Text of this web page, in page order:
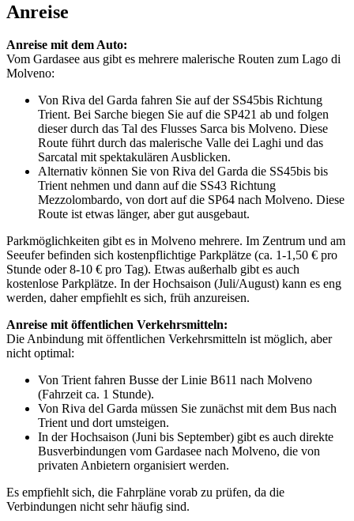
Anreise
Anreise mit dem Auto:
Vom Gardasee aus gibt es mehrere malerische Routen zum Lago di
Molveno:
Von Riva del Garda fahren Sie auf der SS45bis Richtung
Trient. Bei Sarche biegen Sie auf die SP421 ab und folgen
dieser durch das Tal des Flusses Sarca bis Molveno. Diese
Route führt durch das malerische Valle dei Laghi und das
Sarcatal mit spektakulären Ausblicken.
Alternativ können Sie von Riva del Garda die SS45bis bis
Trient nehmen und dann auf die SS43 Richtung
Mezzolombardo, von dort auf die SP64 nach Molveno. Diese
Route ist etwas länger, aber gut ausgebaut.
Parkmöglichkeiten gibt es in Molveno mehrere. Im Zentrum und am
Seeufer befinden sich kostenpflichtige Parkplätze (ca. 1-1,50 € pro
Stunde oder 8-10 € pro Tag). Etwas außerhalb gibt es auch
kostenlose Parkplätze. In der Hochsaison (Juli/August) kann es eng
werden, daher empfiehlt es sich, früh anzureisen.
Anreise mit öffentlichen Verkehrsmitteln:
Die Anbindung mit öffentlichen Verkehrsmitteln ist möglich, aber
nicht optimal:
Von Trient fahren Busse der Linie B611 nach Molveno
(Fahrzeit ca. 1 Stunde).
Von Riva del Garda müssen Sie zunächst mit dem Bus nach
Trient und dort umsteigen.
In der Hochsaison (Juni bis September) gibt es auch direkte
Busverbindungen vom Gardasee nach Molveno, die von
privaten Anbietern organisiert werden.
Es empfiehlt sich, die Fahrpläne vorab zu prüfen, da die
Verbindungen nicht sehr häufig sind.